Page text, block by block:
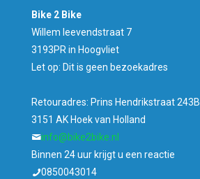
Bike 2 Bike
Willem leevendstraat 7
3193PR in Hoogvliet
Let op: Dit is geen bezoekadres
Retouradres: Prins Hendrikstraat 243B
3151 AK Hoek van Holland
info@bike2bike.nl
Binnen 24 uur krijgt u een reactie
0850043014